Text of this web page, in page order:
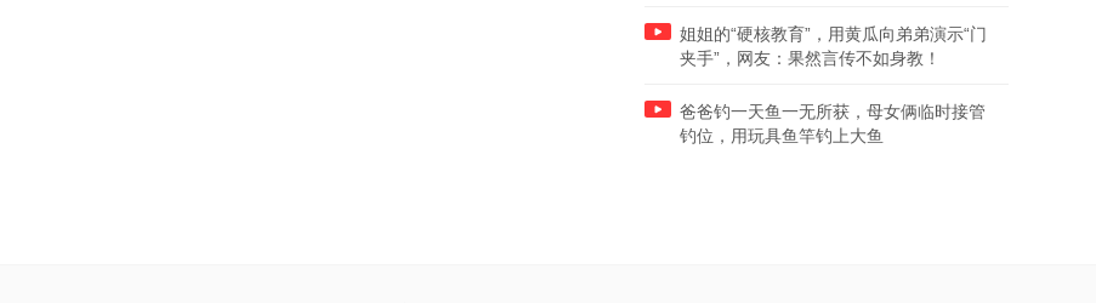
姐姐的“硬核教育”，用黄瓜向弟弟演示“门
夹手”，网友：果然言传不如身教！
爸爸钓一天鱼一无所获，母女俩临时接管
钓位，用玩具鱼竿钓上大鱼